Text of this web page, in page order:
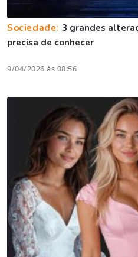
Sociedade: 3 grandes
precisa de conhecer
9/04/2026 às 08:56